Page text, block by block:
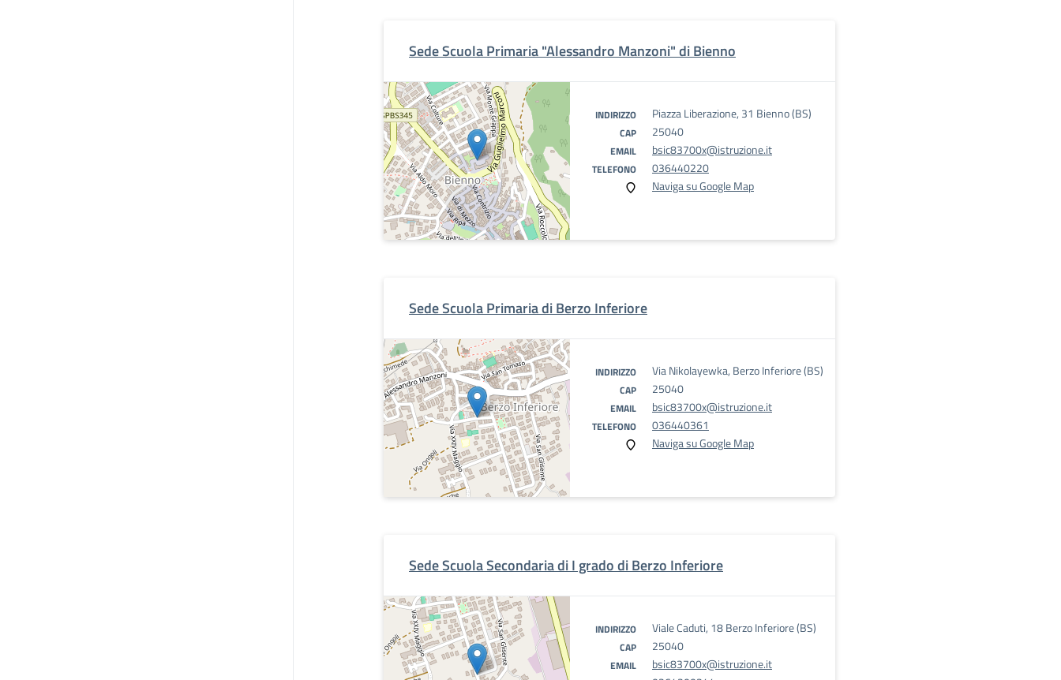
Sede Scuola Primaria "Alessandro Manzoni" di Bienno
INDIRIZZO Piazza Liberazione, 31 Bienno (BS)
CAP 25040
EMAIL bsic83700x@istruzione.it
TELEFONO
036440220
Naviga su Google Map
Sede Scuola Primaria di Berzo Inferiore
INDIRIZZO Via Nikolayewka, Berzo Inferiore (BS)
CAP 25040
EMAIL bsic83700x@istruzione.it
TELEFONO
036440361
Naviga su Google Map
Sede Scuola Secondaria di I grado di Berzo Inferiore
INDIRIZZO Viale Caduti, 18 Berzo Inferiore (BS)
CAP 25040
EMAIL bsic83700x@istruzione.it